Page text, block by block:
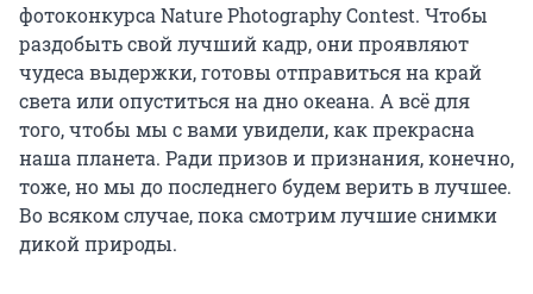
фотоконкурса Nature Photography Contest. Чтобы
раздобыть свой лучший кадр, они проявляют
чудеса выдержки, готовы отправиться на край
света или опуститься на дно океана. А всё для
того, чтобы мы с вами увидели, как прекрасна
наша планета. Ради призов и признания, конечно,
тоже, но мы до последнего будем верить в лучшее.
Во всяком случае, пока смотрим лучшие снимки
дикой природы.